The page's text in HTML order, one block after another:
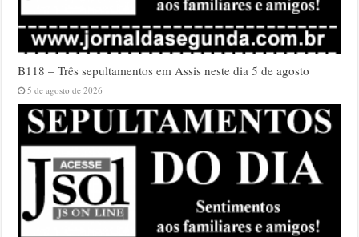
B118 – Três sepultamentos em Assis neste dia 5 de agosto
5 de agosto de 2026